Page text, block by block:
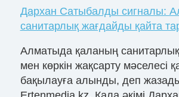
Дархан Сатыбалды сигналы:
санитарлық жағдайды қайта
Алматыда қаланың
мен көркін жақсарту мәселесі
бақылауға алынды, деп